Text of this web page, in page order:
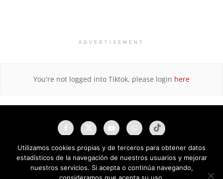
ADVERTISEMENT
You're not logged into Tiktok, please login here
Utilizamos cookies propias y de terceros para obtener datos
estadísticos de la navegación de nuestros usuarios y mejorar
nuestros servicios. Si acepta o continúa navegando,